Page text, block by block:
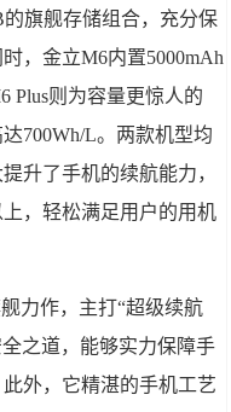
的旗舰存储组合，充分保
，金立M6内置5000mAh
Plus则为容量更惊人的
700Wh/L。两款机型均
升了手机的续航能力，
，轻松满足用户的用机
力作，主打“超级续航
之道，能够实力保障手
外，它精湛的手机工艺